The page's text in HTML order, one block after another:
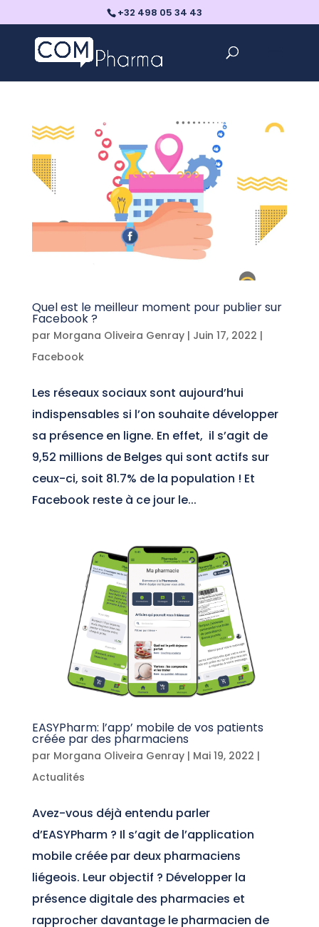
+32 498 05 34 43
Quel est le meilleur moment pour publier sur
Facebook ?
par Morgana Oliveira Genray| Juin 17, 2022 |
Facebook
Les réseaux sociaux sont aujourd’hui
indispensables si l’on souhaite développer
sa présence en ligne. En effet, il s’agit de
9,52 millions de Belges qui sont actifs sur
ceux-ci, soit 81.7% de la population ! Et
Facebook reste à ce jour le...
EASYPharm: l’app’ mobile de vos patients
créée par des pharmaciens
par Morgana Oliveira Genray| Mai 19, 2022 |
Actualités
Avez-vous déjà entendu parler
d’EASYPharm ? Il s’agit de l’application
mobile créée par deux pharmaciens
liégeois. Leur objectif ? Développer la
présence digitale des pharmacies et
rapprocher davantage le pharmacien de